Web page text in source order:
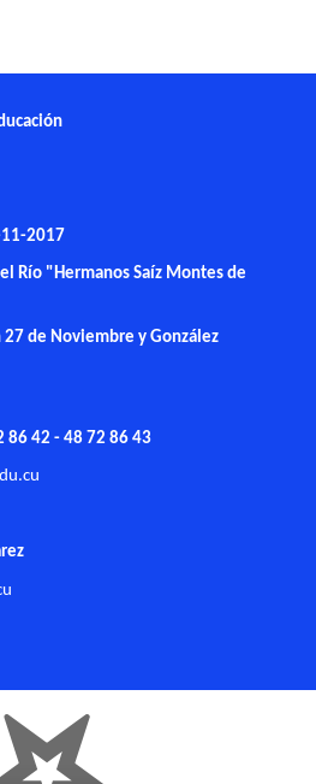
11-2017
Río "Hermanos Saíz Montes de
de Noviembre y González
86 42 - 48 72 86 43